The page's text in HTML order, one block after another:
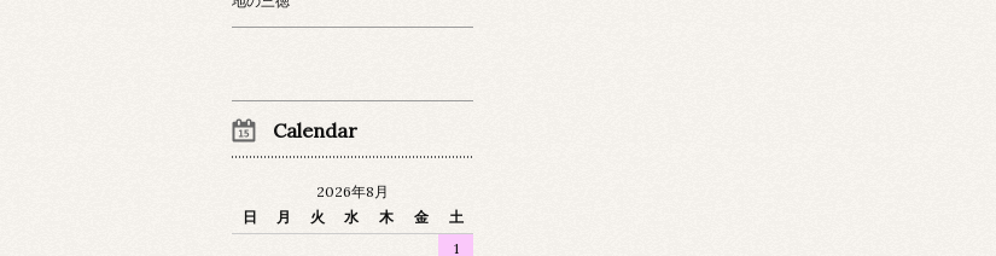
Calendar
2026年8月
日
月 火 水 木 金
土
1